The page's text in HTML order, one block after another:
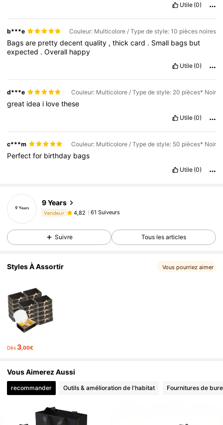
magnifique
magnifiquemagnifiquemagnifiquemagnifiquemagnifique
magnifique magnifique
magnifique
magnifiquemagnifiquemagnifiquemagnifiquemagnifique
magnifiquemagnifique magnifiquemagnifiquemagnifique
magnifiquemagnifiquemagnifique
magnifique
magnifique
magnifiquemagnifiquemagnifiquemagnifiquemagnifique
magnifiquemagnifiquemagnifiquemagnifiquemagnifique
magnifique
magnifique
magnifique magnifique
magnifique
magnifique
Utile (0)
b***e Couleur: Multicolore / Type de style: 10 pièces noires
Bagsare prettydecentquality ,thickcard . Small bags but
expected .Overall happy
Utile (0)
d***e Couleur: Multicolore / Type de style: 20 pièces* Noir
great idea i lovethese
Utile (0)
c***m Couleur: Multicolore / Type de style: 50 pièces* Noir
Perfectfor birthday bags
Utile (0)
9 Years
Vendeur 4,82 61 Suiveurs
Suivre Tous les articles
Styles À Assortir Vous pourriez aimer
Dès3 ,00€
Vous Aimerez Aussi
recommander Outils & amélioration de l'habitat Fournitures de